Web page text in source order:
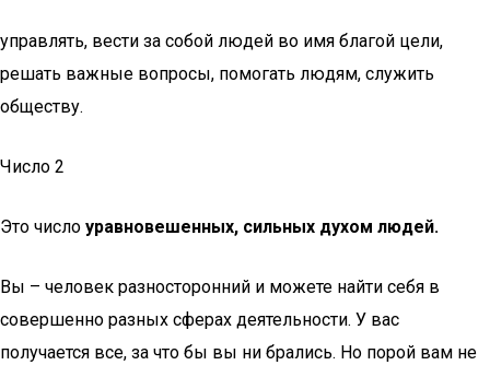
управлять, вести за собой людей во имя благой цели,
решать важные вопросы, помогать людям, служить
обществу.
Число 2
Это число уравновешенных, сильных духом людей.
Вы – человек разносторонний и можете найти себя в
совершенно разных сферах деятельности. У вас
получается все, за что бы вы ни брались. Но порой вам не